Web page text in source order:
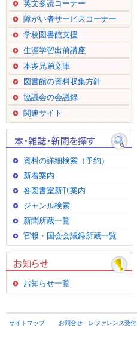
英文多読コーナー
障がい者サービスコーナー
学校図書館支援
生涯学習出前講座
本多兄弟文庫
図書館の資料収集方針
協議会の会議録
関連サイト
資料の詳細検索（予約）
新着案内
各図書室新刊案内
ジャンル検索
新聞所蔵一覧
官報・国会会議録所蔵一覧
お知らせ一覧
サイトマップ お問合せ・レファレンス受付